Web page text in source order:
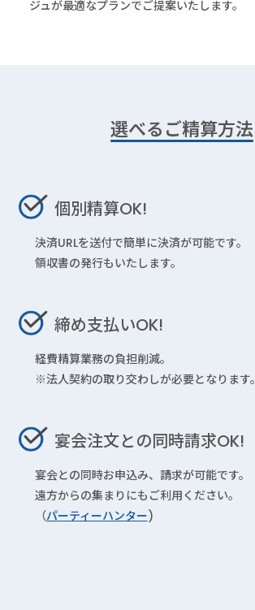
ジュが最適なプランでご提案いたします。
選べるご精算方法
個別精算OK!
決済URLを送付で簡単に決済が可能です。
領収書の発行もいたします。
締め支払いOK!
経費精算業務の負担削減。
※法人契約の取り交わしが必要となります。
宴会注文との同時請求OK!
宴会との同時お申込み、請求が可能です。
遠方からの集まりにもご利用ください。
（パーティーハンター)